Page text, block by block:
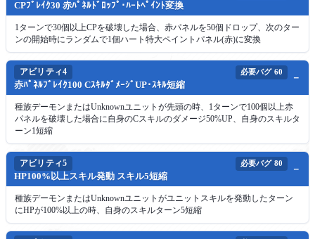
CPﾌﾞﾚｲｸ30 赤ﾊﾟﾈﾙﾄﾞﾛｯﾌﾟ･ﾊｰﾄﾍﾟｲﾝﾄ変換
1ターンで30個以上CPを破壊した場合、赤パネルを50個ドロップ、次のター
ンの開始時にランダムで1個ハート特大ペイントパネル(赤)に変換
アビリティ4 必要バグ 60
赤ﾊﾟﾈﾙﾌﾞﾚｲｸ100 CｽｷﾙﾀﾞﾒｰｼﾞUP･ｽｷﾙ短縮
種族デーモンまたはUnknownユニットが先頭の時、1ターンで100個以上赤
パネルを破壊した場合に自身のCスキルのダメージ50%UP、自身のスキルタ
ーン1短縮
アビリティ5 必要バグ 80
HP100%以上スキル発動 スキル5短縮
種族デーモンまたはUnknownユニットがユニットスキルを発動したターン
にHPが100%以上の時、自身のスキルターン5短縮